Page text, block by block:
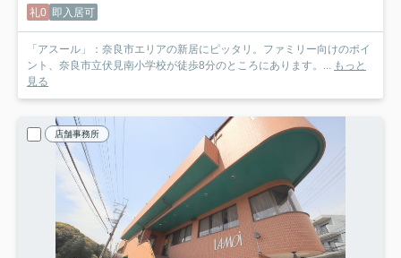
礼0 即入居可
「アスール」：奈良市エリアの新居にピッタリ。ファミリー向けのポイ
ント、奈良市立伏見南小学校が徒歩8分のところにあります。... もっと
見る
店舗事務所